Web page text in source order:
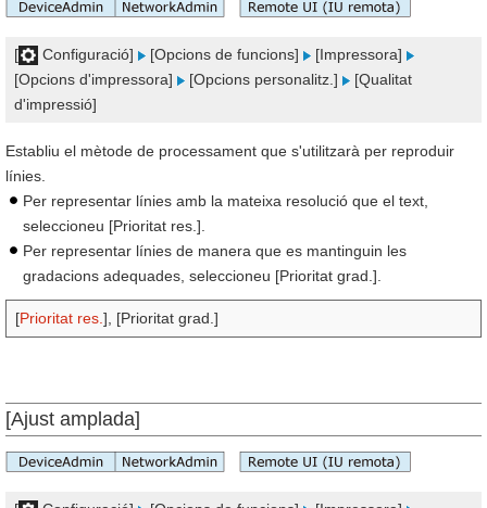
[ Configuració] [Opcions de funcions]
[Impressora]
[Opcions d'impressora]
[Opcions personalitz.]
[Qualitat
d'impressió]
Establiu el mètode de processament que s'utilitzarà per reproduir
línies.
Per representar línies amb la mateixa resolució que el text,
seleccioneu [Prioritat res.].
Per representar línies de manera que es mantinguin les
gradacions adequades, seleccioneu [Prioritat grad.].
[Prioritat res. ], [Prioritat grad.]
[Ajust amplada]